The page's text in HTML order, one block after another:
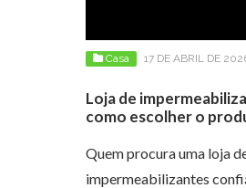
Casa 17 DE ABRIL DE
Loja de
como escolher o
Quem procura uma loja
impermeabilizantes